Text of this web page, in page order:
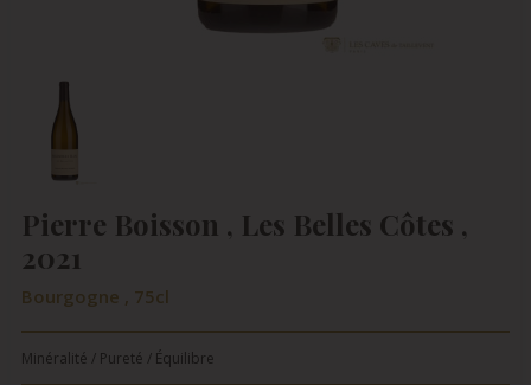
Pierre Boisson , Les Belles Côtes ,
2021
Bourgogne , 75cl
Minéralité / Pureté / Équilibre